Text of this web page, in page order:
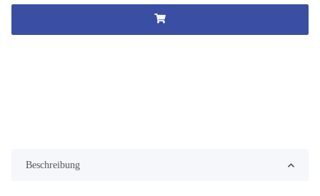
Beschreibung